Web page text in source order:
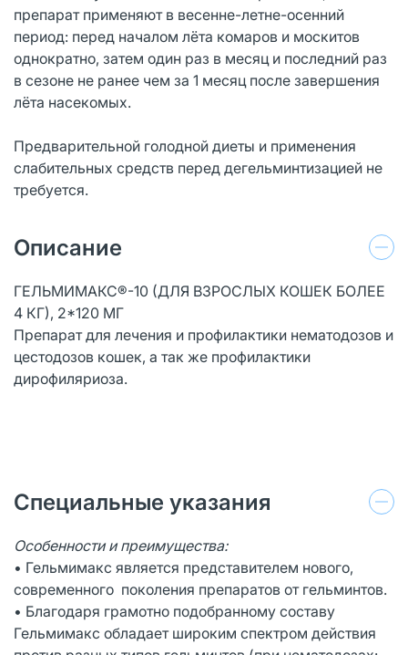
препарат применяют в весенне-летне-осенний
период: перед началом лёта комаров и москитов
однократно, затем один раз в месяц и последний раз
в сезоне не ранее чем за 1 месяц после завершения
лёта насекомых.
Предварительной голодной диеты и применения
слабительных средств перед дегельминтизацией не
требуется.
Описание
ГЕЛЬМИМАКС®-10 (ДЛЯ ВЗРОСЛЫХ КОШЕК БОЛЕЕ
4 КГ), 2*120 МГ
Препарат для лечения и профилактики нематодозов и
цестодозов кошек, а так же профилактики
дирофиляриоза.
Специальные указания
Особенности и преимущества:
• Гельмимакс является представителем нового,
современного поколения препаратов от гельминтов.
• Благодаря грамотно подобранному составу
Гельмимакс обладает широким спектром действия